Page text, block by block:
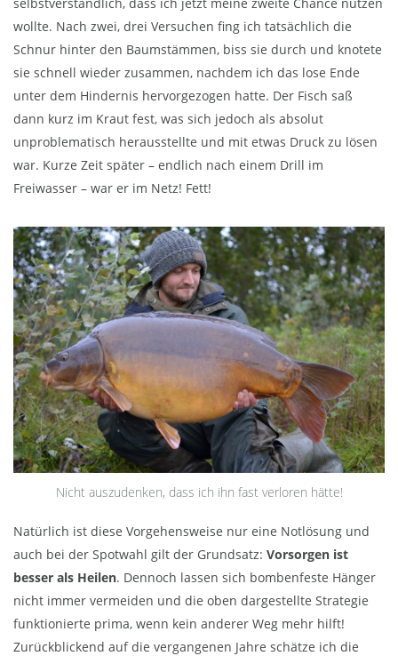
wollte. Nach zwei, drei Versuchen fing ich tatsächlich die
Schnur hinter den Baumstämmen, biss sie durch und knotete
sie schnell wieder zusammen, nachdem ich das lose Ende
unter dem Hindernis hervorgezogen hatte. Der Fisch saß
dann kurz im Kraut fest, was sich jedoch als absolut
unproblematisch herausstellte und mit etwas Druck zu lösen
war. Kurze Zeit später – endlich nach einem Drill im
Freiwasser – war er im Netz! Fett!
Nicht auszudenken, dass ich ihn fast verloren hätte!
Natürlich ist diese Vorgehensweise nur eine Notlösung und
auch bei der Spotwahl gilt der Grundsatz: Vorsorgen ist
besser als Heilen. Dennoch lassen sich bombenfeste Hänger
nicht immer vermeiden und die oben dargestellte Strategie
funktionierte prima, wenn kein anderer Weg mehr hilft!
Zurückblickend auf die vergangenen Jahre schätze ich die